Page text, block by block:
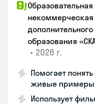
некоммерческая
образования
• 2026 г.
Помогает
живые примеры
Использует